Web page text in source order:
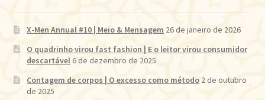
X-Men Annual #10 | Meio & Mensagem 26 de janeiro de 2026
O quadrinho virou fast fashion | E o leitor virou consumidor
descartável6 de dezembro de 2025
Contagem de corpos | O excesso como método 2 de outubro
de 2025